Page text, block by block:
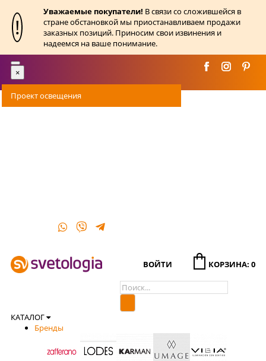
!
Уважаемые покупатели! В связи со сложившейся в
стране обстановкой мы приостанавливаем продажи
заказных позиций. Приносим свои извинения и
надеемся на ваше понимание.
Toggle
navigation
×
Проект освещения
ВОЙТИ КОРЗИНА: 0
КАТАЛОГ
Бренды